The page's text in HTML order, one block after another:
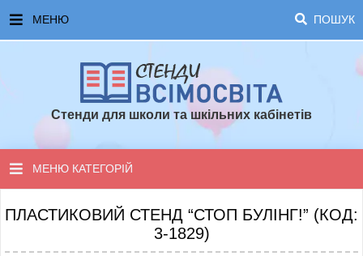
МЕНЮ ПОШУК
ЧАСТІ ЗАПИТАННЯ ТА ВІДПОВІДІ
ТОПОВІ ПРОПОЗИЦІЇ
Стенди для школи та шкільних кабінетів
МЕНЮ КАТЕГОРІЙ
СТЕНДИ ДЛЯ НУШ
СТЕНДИ ДЛЯ ПОЧАТКОВОЇ ШКОЛИ
ПЛАСТИКОВИЙ СТЕНД “СТОП БУЛІНГ!” (КОД:
3-1829)